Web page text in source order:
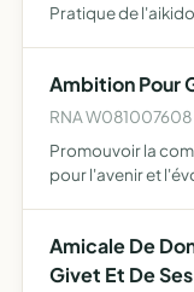
Pratique de l'aikido
Ambition Pour
RNA W081007608
Promouvoir la
pour l'avenir et
Amicale De
Givet Et De